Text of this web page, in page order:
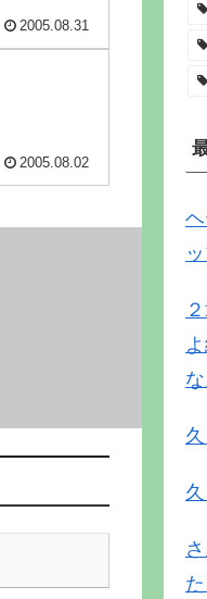
2005.08.31
2005.08.02